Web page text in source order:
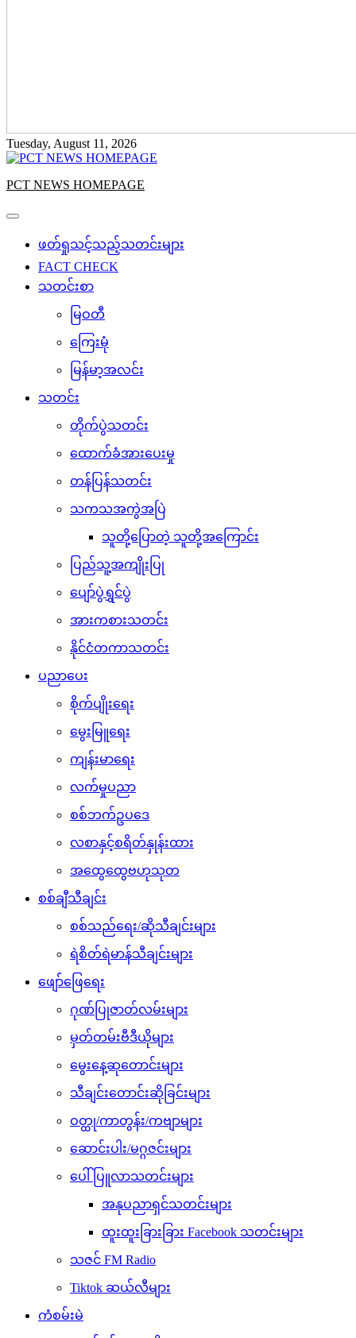
Tuesday, August 11, 2026
PCT NEWS HOMEPAGE
ဖတ်ရှုသင့်သည့်သတင်းများ
FACT CHECK
သတင်းစာ
မြဝတီ
ကြေးမုံ
မြန်မာ့အလင်း
သတင်း
တိုက်ပွဲသတင်း
ထောက်ခံအားပေးမှု
တန်ပြန်သတင်း
သကသအကွဲအပြဲ
သူတို့ပြောတဲ့ သူတို့အကြောင်း
ပြည်သူ့အကျိုးပြု
ပျော်ပွဲရွှင်ပွဲ
အားကစားသတင်း
နိုင်ငံတကာသတင်း
ပညာပေး
စိုက်ပျိုးရေး
မွေးမြူရေး
ကျန်းမာရေး
လက်မှုပညာ
စစ်ဘက်ဥပဒေ
လစာနှင့်စရိတ်နှုန်းထား
အထွေထွေဗဟုသုတ
စစ်ချီသီချင်း
စစ်သည်ရေး/ဆိုသီချင်းများ
ရဲစိတ်ရဲမာန်သီချင်းများ
ဖျော်ဖြေရေး
ဂုဏ်ပြုဇာတ်လမ်းများ
မှတ်တမ်းဗီဒီယိုများ
မွေးနေ့ဆုတောင်းများ
သီချင်းတောင်းဆိုခြင်းများ
ဝတ္ထု/ကာတွန်း/ကဗျာများ
ဆောင်းပါး/မဂ္ဂဇင်းများ
ပေါ်ပြူလာသတင်းများ
အနုပညာရှင်သတင်းများ
ထူးထူးခြားခြား Facebook သတင်းများ
သဇင် FM Radio
Tiktok ဆယ်လီများ
ကံစမ်းမဲ